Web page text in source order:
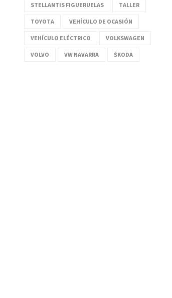
STELLANTIS FIGUERUELAS TALLER
TOYOTA VEHÍCULO DE OCASIÓN
VEHÍCULO ELÉCTRICO VOLKSWAGEN
VOLVO VW NAVARRA ŠKODA